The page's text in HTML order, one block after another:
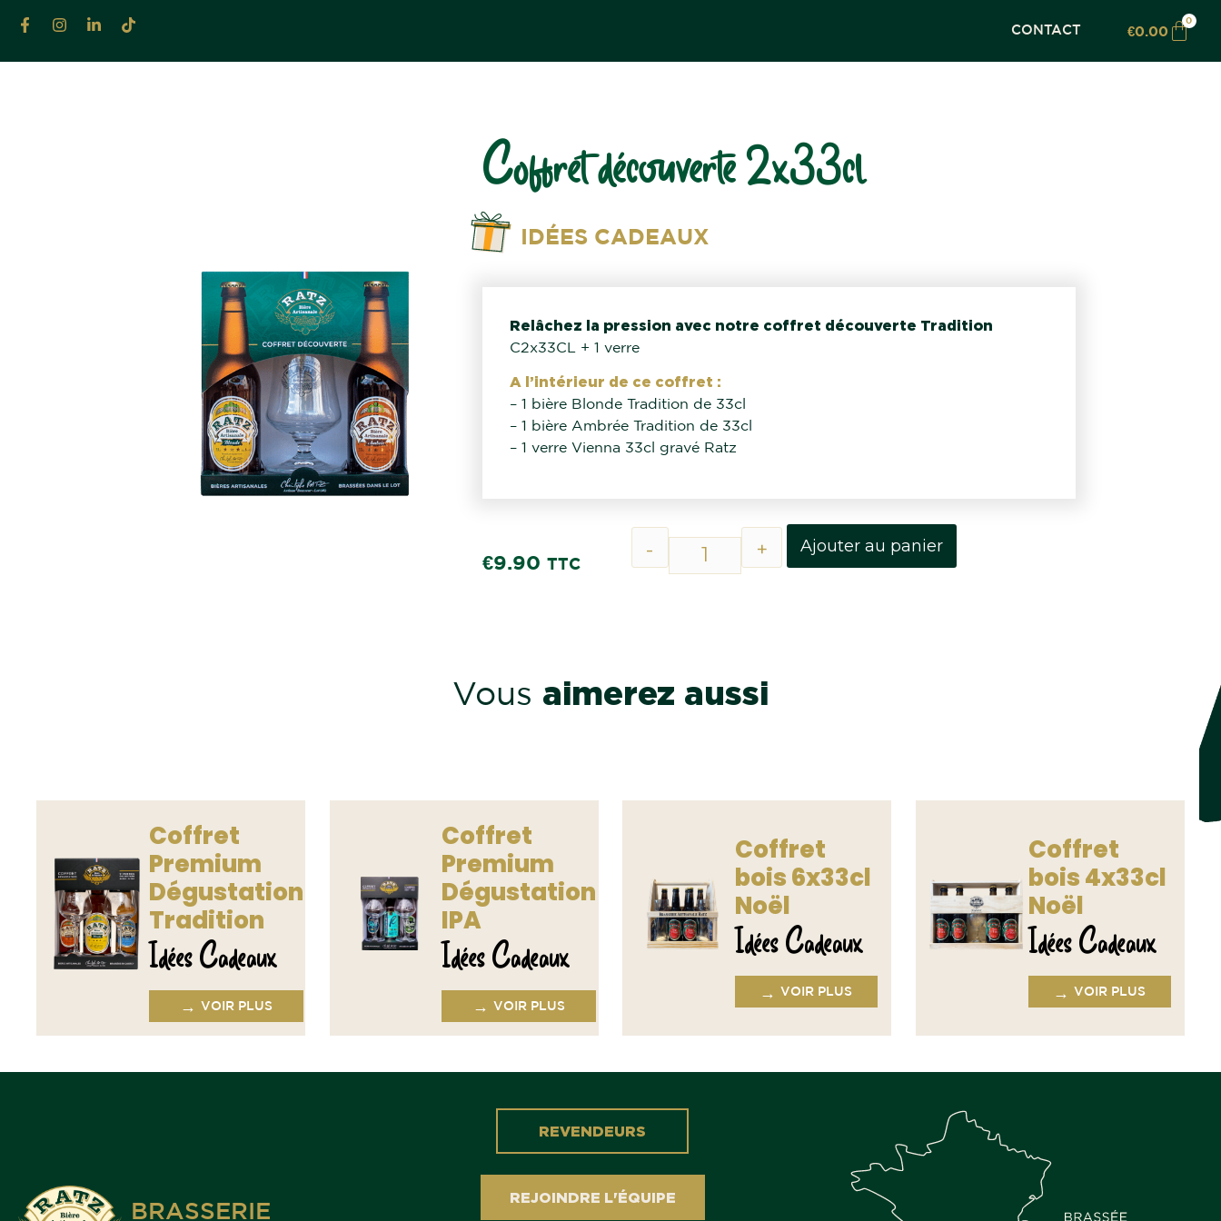
CONTACT €0.00
0
Coffret découverte 2x33cl
IDÉES CADEAUX
Relâchez la pression avec notre coffret découverte Tradition
C2x33CL + 1 verre
A l’intérieur de ce coffret :
– 1 bière Blonde Tradition de 33cl
– 1 bière Ambrée Tradition de 33cl
– 1 verre Vienna 33cl gravé Ratz
€9.90 TTC
- + Ajouter au panier
Vous aimerez aussi
Coffret
Premium
Dégustation
Tradition
Idées Cadeaux
→ VOIR PLUS
Coffret
Premium
Dégustation
IPA
Idées Cadeaux
→ VOIR PLUS
Coffret
bois 6x33cl
Noël
Idées Cadeaux
→ VOIR PLUS
Coffret
bois 4x33cl
Noël
Idées Cadeaux
→ VOIR PLUS
BRASSERIE
REVENDEURS
REJOINDRE L'ÉQUIPE